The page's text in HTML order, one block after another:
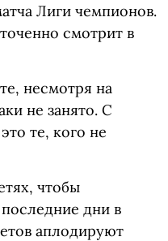
Лиги чемпионов.
смотрит в
несмотря на
не занято. С
те, кого не
чтобы
дни в
аплодируют